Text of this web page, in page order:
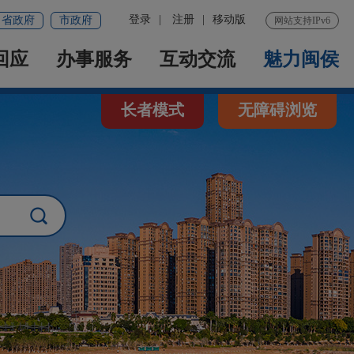
网站支持IPv6
登录 注册 移动版
省政府 市政府
应 办事服务 互动交流 魅力闽侯
长者模式 无障碍浏览